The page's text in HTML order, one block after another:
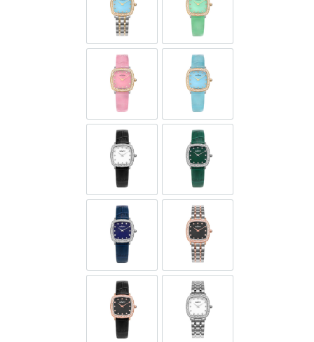
GOL597-SG-D-9AGOL597-SGL-D-12A
GOL597-SGL-D-6GOL597-SGL-D-9A
GOL597-SL-D-1 GOL597-SL-D-12
GOL597-SL-D-9 GOL597-SR-D-3
GOL597-SRL-D-3GOL597-SS-D-1